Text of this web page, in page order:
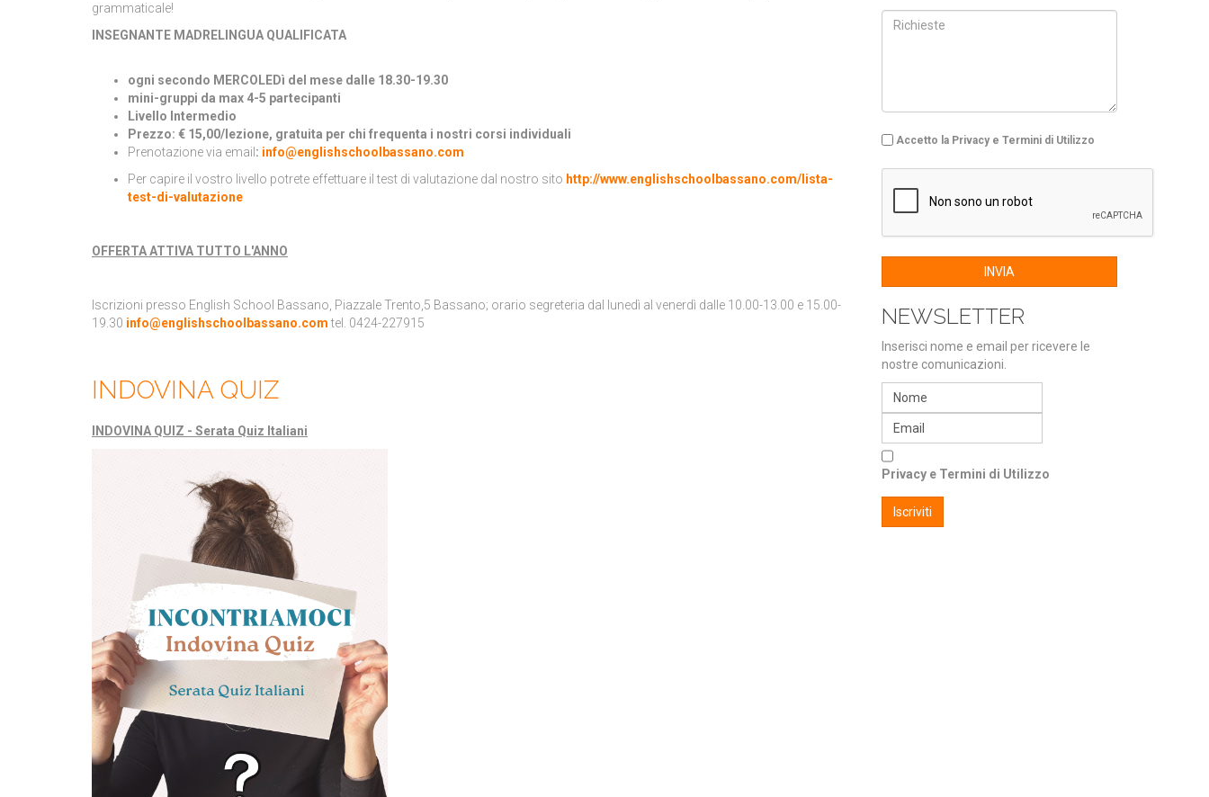
grammaticale!
INSEGNANTE MADRELINGUA QUALIFICATA
ogni secondo MERCOLEDì del mese dalle 18.30-19.30
mini-gruppi da max 4-5 partecipanti
Livello Intermedio
Prezzo: € 15,00/lezione, gratuita per chi frequenta i nostri corsi individuali
Prenotazione via email : info@englishschoolbassano.com
Per capire il vostro livello potrete effettuare il test di valutazione dal nostro sito http://www.englishschoolbassano.com/lista-
test-di-valutazione
OFFERTA ATTIVA TUTTO L'ANNO
Iscrizioni presso English School Bassano, Piazzale Trento,5 Bassano; orario segreteria dal lunedì al venerdì dalle 10.00-13.00 e 15.00-
19.30 info@englishschoolbassano.com tel. 0424-227915
INDOVINA QUIZ
INDOVINA QUIZ - Serata Quiz Italiani
Accetto la Privacy e Termini di Utilizzo
INVIA
NEWSLETTER
Inserisci nome e email per ricevere le
nostre comunicazioni.
Privacy e Termini di Utilizzo